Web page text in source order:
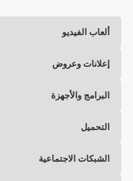
ألعاب الفيديو
إعلانات وعروض
البرامج والأجهزة
التحميل
الشبكات الاجتماعية